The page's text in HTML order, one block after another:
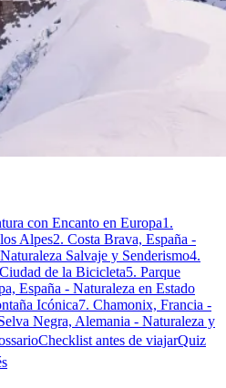
con Encanto en Europa1.
Alpes2. Costa Brava, España -
Salvaje y Senderismo4.
de la Bicicleta5. Parque
España - Naturaleza en Estado
Icónica7. Chamonix, Francia -
Negra, Alemania - Naturaleza y
Checklist antes de viajarQuiz